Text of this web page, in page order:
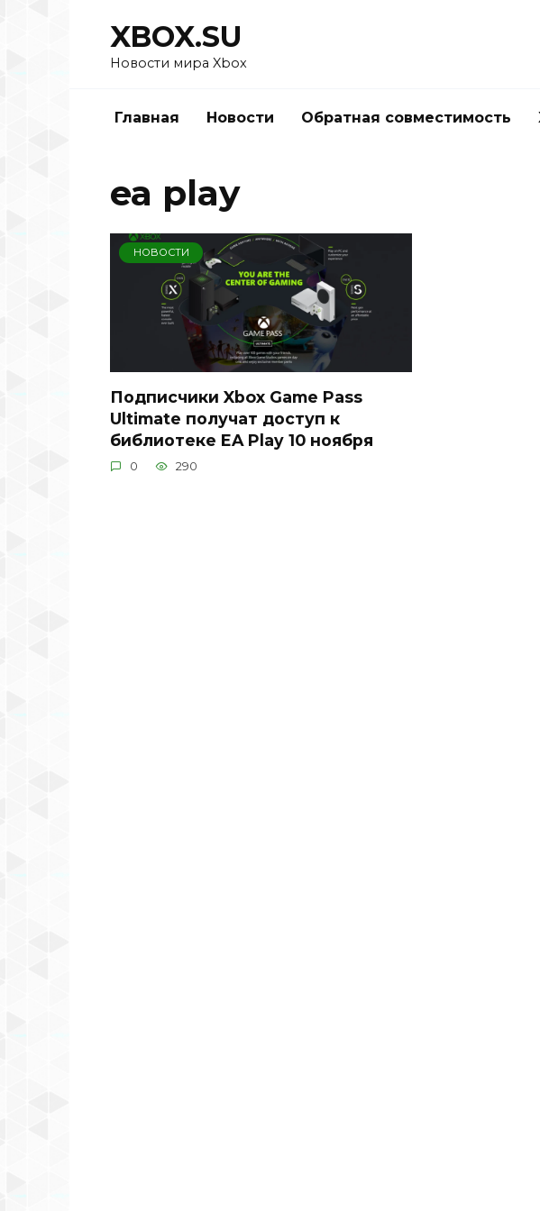
XBOX.SU
Новости мира Xbox
Главная Новости Обратная совместимость
ea play
НОВОСТИ
Подписчики Xbox Game Pass
Ultimate получат доступ к
библиотеке EA Play 10 ноября
0 290